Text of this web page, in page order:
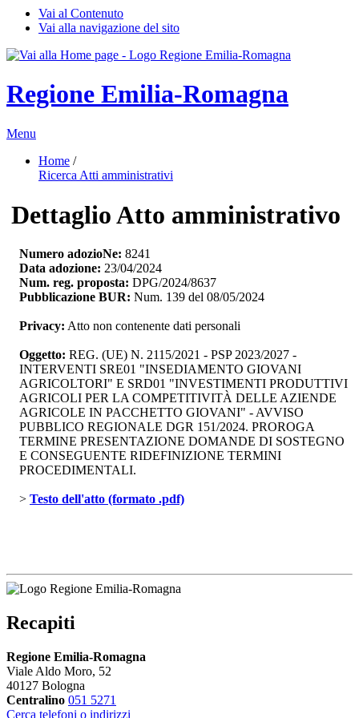
Vai al Contenuto
Vai alla navigazione del sito
Regione Emilia-Romagna
Menu
Home /
Ricerca Atti amministrativi
Dettaglio Atto amministrativo
Numero adozioNe: 8241
Data adozione: 23/04/2024
Num. reg. proposta: DPG/2024/8637
Pubblicazione BUR: Num. 139 del 08/05/2024
Privacy: Atto non contenente dati personali
Oggetto: REG. (UE) N. 2115/2021 - PSP 2023/2027 -
INTERVENTI SRE01 "INSEDIAMENTO GIOVANI
AGRICOLTORI" E SRD01 "INVESTIMENTI PRODUTTIVI
AGRICOLI PER LA COMPETITIVITÀ DELLE AZIENDE
AGRICOLE IN PACCHETTO GIOVANI" - AVVISO
PUBBLICO REGIONALE DGR 151/2024. PROROGA
TERMINE PRESENTAZIONE DOMANDE DI SOSTEGNO
E CONSEGUENTE RIDEFINIZIONE TERMINI
PROCEDIMENTALI.
> Testo dell'atto (formato .pdf)
Recapiti
Regione Emilia-Romagna
Viale Aldo Moro, 52
40127 Bologna
Centralino 051 5271
Cerca telefoni o indirizzi